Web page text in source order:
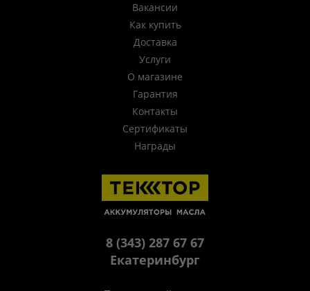
Вакансии
Как купить
Доставка
Услуги
О магазине
Гарантия
Контакты
Сертификаты
Награды
8 (343) 287 67 67
Екатеринбург